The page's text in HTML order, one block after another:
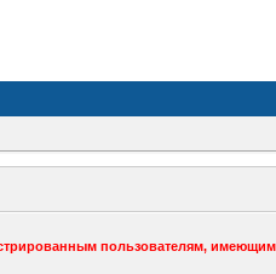
пользователям, имеющим